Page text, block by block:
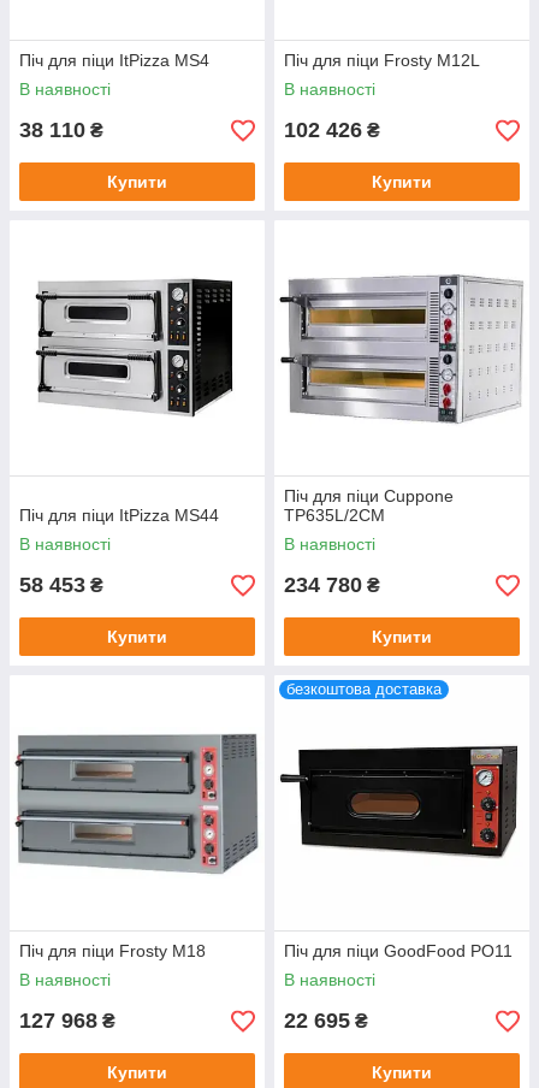
Піч для піци ItPizza MS4
В наявності
38 110 ₴
Купити
Піч для піци Frosty M12L
В наявності
102 426 ₴
Купити
Піч для піци ItPizza MS44
В наявності
58 453 ₴
Купити
Піч для піци Cuppone
TP635L/2CM
В наявності
234 780 ₴
Купити
Піч для піци Frosty M18
В наявності
127 968 ₴
Купити
безкоштова доставка
Піч для піци GoodFood PO11
В наявності
22 695 ₴
Купити